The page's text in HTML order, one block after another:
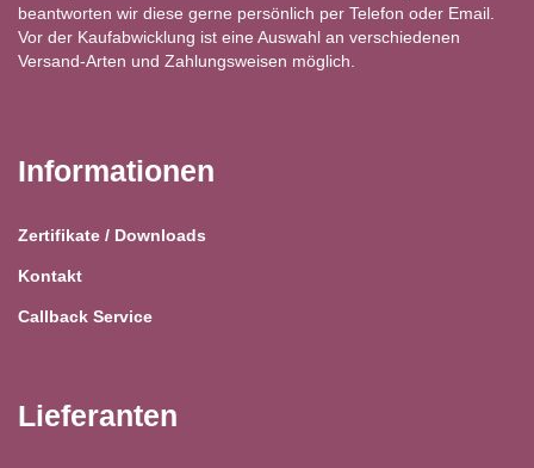
beantworten wir diese gerne persönlich per Telefon oder Email.
Vor der Kaufabwicklung ist eine Auswahl an verschiedenen
Versand-Arten und Zahlungsweisen möglich.
Informationen
Zertifikate / Downloads
Kontakt
Callback Service
Lieferanten